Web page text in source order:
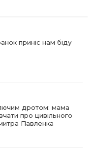
вшанували людей
навички
батьками
фонду
чотири роки світлої
приніс нам біду
дротом: мама
про цивільного
Павленка